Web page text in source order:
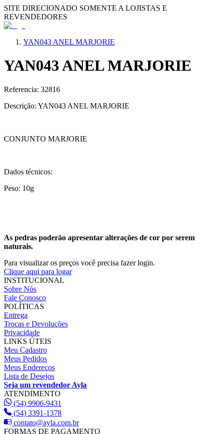
SITE DIRECIONADO SOMENTE A LOJISTAS E
REVENDEDORES
YAN043 ANEL MARJORIE
YAN043 ANEL MARJORIE
Referencia: 32816
Descrição: YAN043 ANEL MARJORIE
CONJUNTO MARJORIE
Dados técnicos:
Peso: 10g
As pedras poderão apresentar alterações de cor por serem
naturais.
Para visualizar os preços você precisa fazer login.
Clique aqui para logar
INSTITUCIONAL
Sobre Nós
Fale Conosco
POLÍTICAS
Entrega
Trocas e Devoluções
Privacidade
LINKS ÚTEIS
Meu Cadastro
Meus Pedidos
Meus Endereços
Lista de Desejos
Seja um revendedor Ayla
ATENDIMENTO
(54) 9906-9431
(54) 3391-1378
contato@ayla.com.br
FORMAS DE PAGAMENTO